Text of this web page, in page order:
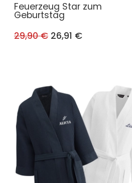
Feuerzeug Star zum
Geburtstag
29,90 €26,91 €